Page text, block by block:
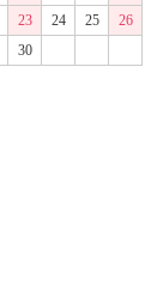
23 24 25
26
30